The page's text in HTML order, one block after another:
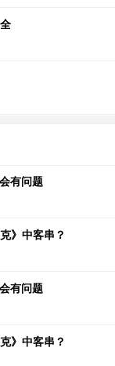
有问题
》中客串？
有问题
》中客串？